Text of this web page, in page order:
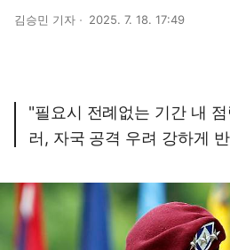
김승민 기자 2025. 7. 18. 17:49
"필요시 전례없는 기간 내 점
러, 자국 공격 우려 강하게